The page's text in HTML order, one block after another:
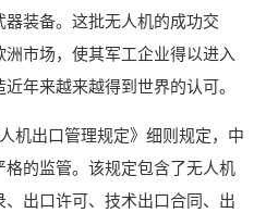
装备。这批无人机的成功交
市场，使其军工企业得以进入
年来越来越得到世界的认可。
机出口管理规定》细则规定，中
的监管。该规定包含了无人机
出口许可、技术出口合同、出